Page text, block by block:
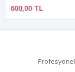
TL
Profesyonel